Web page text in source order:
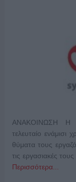
ΑΝΑΚΟΙΝΩΣΗ Η
τελευταίο ενάμισι
θύματα τους
τις εργασιακές
Περισσότερα...